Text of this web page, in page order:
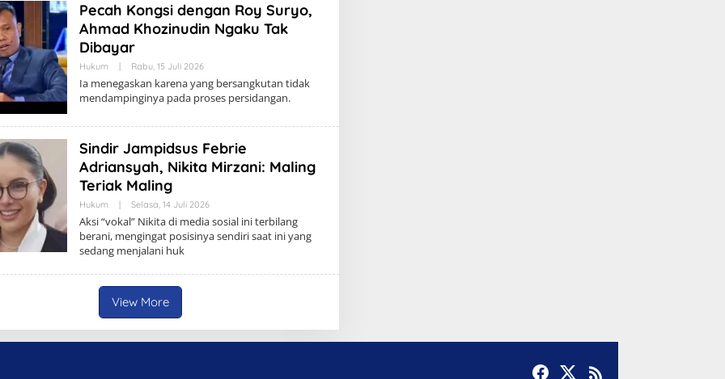
Pecah Kongsi dengan Roy Suryo,
Ahmad Khozinudin Ngaku Tak
Dibayar
Hukum Rabu, 15 Juli 2026
Ia menegaskan karena yang bersangkutan tidak
mendampinginya pada proses persidangan.
Sindir Jampidsus Febrie
Adriansyah, Nikita Mirzani: Maling
Teriak Maling
Hukum Selasa, 14 Juli 2026
Aksi “vokal” Nikita di media sosial ini terbilang
berani, mengingat posisinya sendiri saat ini yang
sedang menjalani huk
View More